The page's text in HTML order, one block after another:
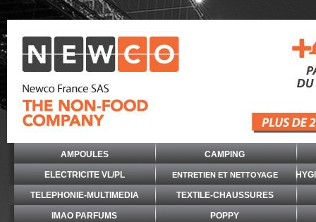
AMPOULES CAMPING
ELECTRICITE VL/PL ENTRETIEN ET NETTOYAGE
TELEPHONIE-MULTIMEDIA TEXTILE-CHAUSSURES
IMAO PARFUMS POPPY